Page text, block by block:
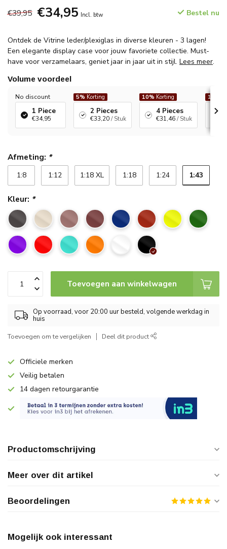
€39,95 €34,95 Incl. btw Bestel nu
Ontdek de Vitrine leder/plexiglas in diverse kleuren - 3 lagen!
Een elegante display case voor jouw favoriete collectie. Must-
have voor verzamelaars, geniet jaar in jaar uit in stijl. Lees meer.
Volume voordeel
No discount
1 Piece
€34,95
5% Korting
2 Pieces
€33,20/ Stuk
10% Korting
4 Pieces
€31,46/ Stuk
12%
Afmeting: *
1:8 1:12 1:18 XL 1:18 1:24 1:43
Kleur: *
Toevoegen aan winkelwagen
Op voorraad, voor 20:00 uur besteld, volgende werkdag in
huis
Toevoegen om te vergelijken Deel dit product
Officiele merken
Veilig betalen
14 dagen retourgarantie
Productomschrijving
Meer over dit artikel
Beoordelingen
Mogelijk ook interessant